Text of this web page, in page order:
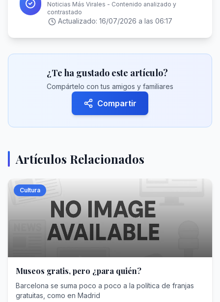
Noticias Más Virales - Contenido analizado y
contrastado
Actualizado: 16/07/2026 a las 06:17
¿Te ha gustado este artículo?
Compártelo con tus amigos y familiares
Compartir
Artículos Relacionados
Cultura
Museos gratis, pero ¿para quién?
Barcelona se suma poco a poco a la política de franjas
gratuitas, como en Madrid